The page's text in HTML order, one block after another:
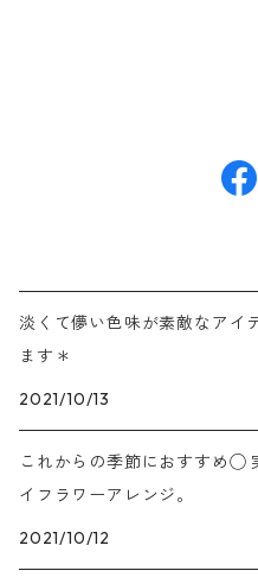
淡くて儚い色味が素敵なアイ
ます＊
2021/10/13
これからの季節におすすめ◯
イフラワーアレンジ。
2021/10/12